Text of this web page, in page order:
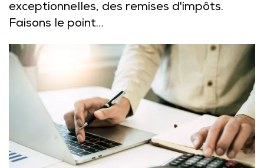
exceptionnelles, des remises d'impôts.
Faisons le point…